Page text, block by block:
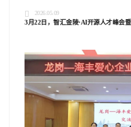
2026.05.09
3月22日，智汇金陵·AI开源人才峰会